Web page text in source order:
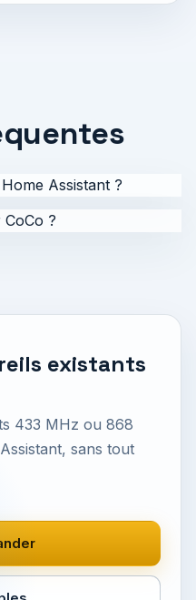
Assistant ?
?
existants
433 MHz ou 868
sans tout